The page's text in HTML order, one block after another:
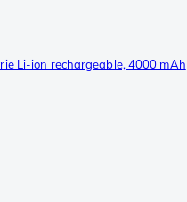
Li-ion rechargeable, 4000 mAh